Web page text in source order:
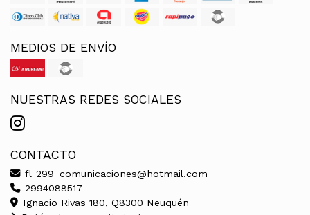
MEDIOS DE ENVÍO
NUESTRAS REDES SOCIALES
CONTACTO
fl_299_comunicaciones@hotmail.com
2994088517
Ignacio Rivas 180, Q8300 Neuquén